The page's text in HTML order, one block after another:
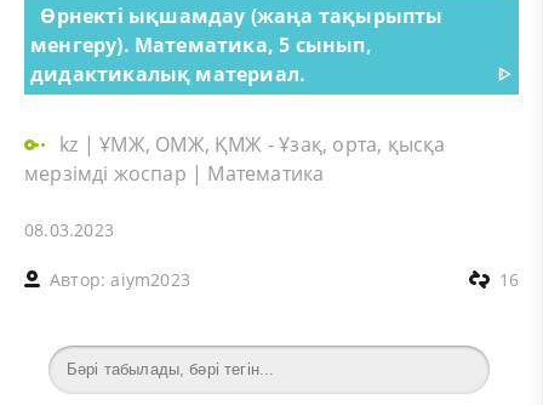
Өрнекті ықшамдау (жаңа тақырыпты
менгеру). Математика, 5 сынып,
дидактикалық материал.
ᐈ
kz |ҰМЖ, ОМЖ, ҚМЖ - Ұзақ, орта, қысқа
мерзімді жоспар | Математика
08.03.2023
Автор:aiym2023 16